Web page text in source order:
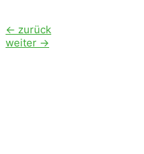
Beitragsnavigation
← zurück
weiter →